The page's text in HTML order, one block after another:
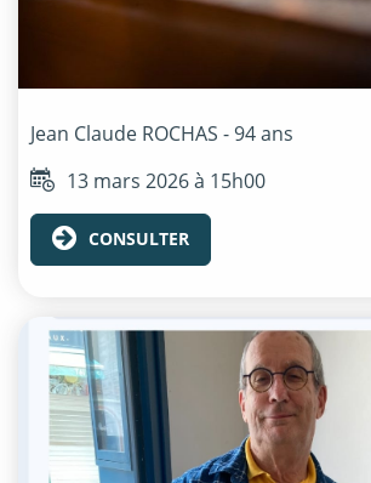
Jean Claude ROCHAS - 94 ans
13 mars 2026 à 15h00
CONSULTER